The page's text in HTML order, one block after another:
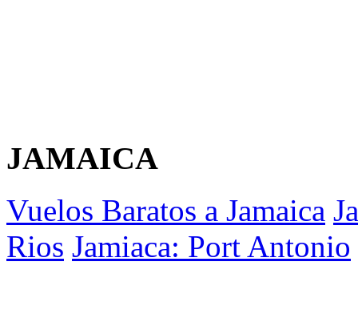
JAMAICA
Vuelos Baratos a Jamaica
Rios Jamiaca: Port Antonio